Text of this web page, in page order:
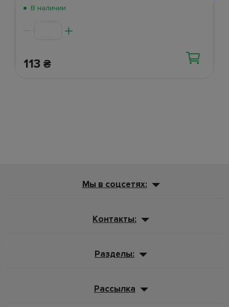
В наличии
113 ₴
Мы в соцсетях:
Контакты:
Разделы:
Рассылка